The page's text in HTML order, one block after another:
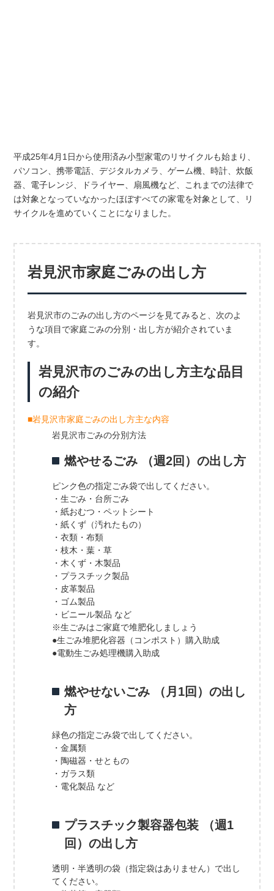
平成25年4月1日から使用済み小型家電のリサイクルも始まり、
パソコン、携帯電話、デジタルカメラ、ゲーム機、時計、炊飯
器、電子レンジ、ドライヤー、扇風機など、これまでの法律で
は対象となっていなかったほぼすべての家電を対象として、リ
サイクルを進めていくことになりました。
岩見沢市家庭ごみの出し方
岩見沢市のごみの出し方のページを見てみると、次のよ
うな項目で家庭ごみの分別・出し方が紹介されていま
す。
岩見沢市のごみの出し方主な品目
の紹介
■岩見沢市家庭ごみの出し方主な内容
岩見沢市ごみの分別方法
燃やせるごみ （週2回）の出し方
ピンク色の指定ごみ袋で出してください。
・生ごみ・台所ごみ
・紙おむつ・ペットシート
・紙くず（汚れたもの）
・衣類・布類
・枝木・葉・草
・木くず・木製品
・プラスチック製品
・皮革製品
・ゴム製品
・ビニール製品 など
※生ごみはご家庭で堆肥化しましょう
●生ごみ堆肥化容器（コンポスト）購入助成
●電動生ごみ処理機購入助成
燃やせないごみ （月1回）の出し
方
緑色の指定ごみ袋で出してください。
・金属類
・陶磁器・せともの
・ガラス類
・電化製品 など
プラスチック製容器包装 （週1
回）の出し方
透明・半透明の袋（指定袋はありません）で出し
てください。